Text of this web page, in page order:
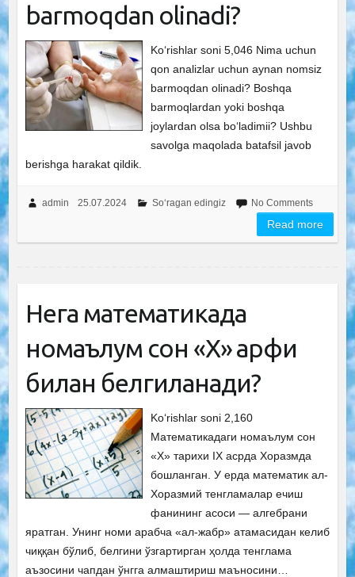
barmoqdan olinadi?
Ko‘rishlar soni 5,046 Nima uchun
qon analizlar uchun aynan nomsiz
barmoqdan olinadi? Boshqa
barmoqlardan yoki boshqa
joylardan olsa bo‘ladimii? Ushbu
savolga maqolada batafsil javob
berishga harakat qildik.
admin 25.07.2024 So‘ragan edingiz No Comments
Read more
Нега математикада
номаълум сон «Х» ҳарфи
билан белгиланади?
Ko‘rishlar soni 2,160
Математикадаги номаълум сон
«Х» тарихи IX асрда Хоразмда
бошланган. У ерда математик ал-
Хоразмий тенгламалар ечиш
фанининг асоси — алгебрани
яратган. Унинг номи арабча «ал-жабр» атамасидан келиб
чиққан бўлиб, белгини ўзгартирган ҳолда тенглама
аъзосини чапдан ўнгга алмаштириш маъносини…